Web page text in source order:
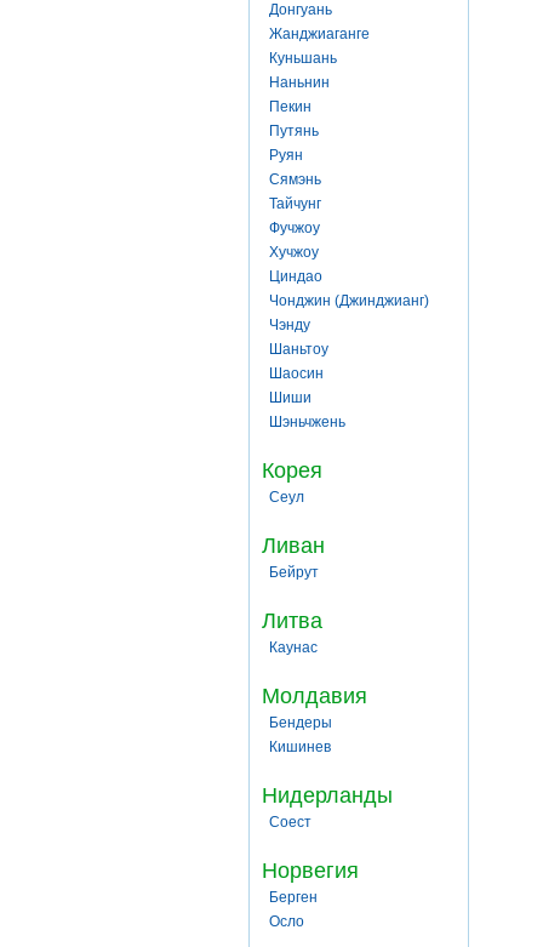
Донгуань
Жанджиаганге
Куньшань
Наньнин
Пекин
Путянь
Руян
Сямэнь
Тайчунг
Фучжоу
Хучжоу
Циндао
Чонджин (Джинджианг)
Чэнду
Шаньтоу
Шаосин
Шиши
Шэньчжень
Корея
Сеул
Ливан
Бейрут
Литва
Каунас
Молдавия
Бендеры
Кишинев
Нидерланды
Соест
Норвегия
Берген
Осло